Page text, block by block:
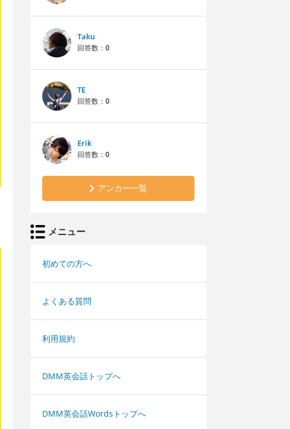
Taku
回答数： 0
TE
回答数： 0
Erik
回答数： 0
アンカー一覧
メニュー
初めての方へ
よくある質問
利用規約
DMM英会話トップへ
DMM英会話Wordsトップへ